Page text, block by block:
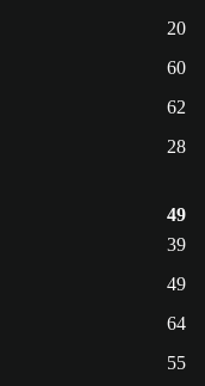
20
60
62
28
49
39
49
64
55